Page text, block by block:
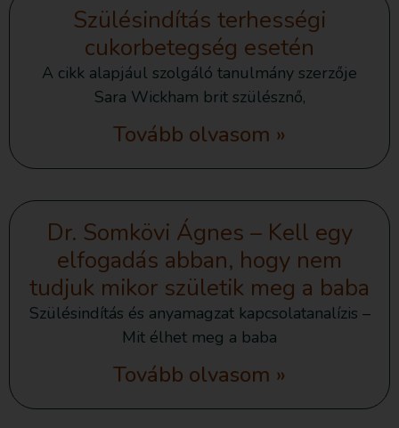
Szülésindítás terhességi
cukorbetegség esetén
A cikk alapjául szolgáló tanulmány szerzője
Sara Wickham brit szülésznő,
Tovább olvasom »
Dr. Somkövi Ágnes – Kell egy
elfogadás abban, hogy nem
tudjuk mikor születik meg a baba
Szülésindítás és anyamagzat kapcsolatanalízis –
Mit élhet meg a baba
Tovább olvasom »